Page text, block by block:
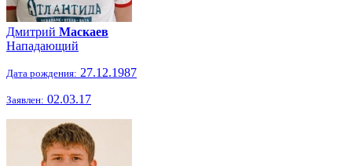
Дмитрий Маскаев
Нападающий
Дата рождения: 27.12.1987
Заявлен: 02.03.17